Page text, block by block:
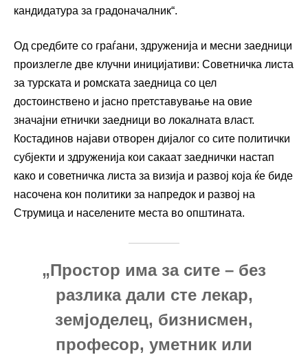
кандидатура за градоначалник“.
Од средбите со граѓани, здруженија и месни заедници
произлегле две клучни иницијативи: Советничка листа
за турската и ромската заедница со цел
достоинствено и јасно претставување на овие
значајни етнички заедници во локалната власт.
Костадинов најави отворен дијалог со сите политички
субјекти и здруженија кои сакаат заеднички настап
како и советничка листа за визија и развој која ќе биде
насочена кон политики за напредок и развој на
Струмица и населените места во општината.
„Простор има за сите – без
разлика дали сте лекар,
земјоделец, бизнисмен,
професор, уметник или